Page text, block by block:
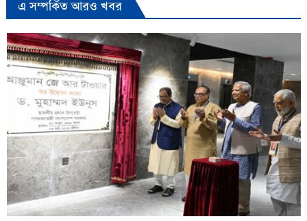
এ সম্পর্কিত আরও খবর